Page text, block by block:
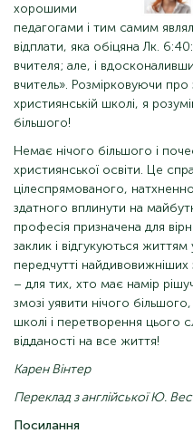
хорошими
педагогами і тим самим
відплати, яка обіцяна Лк.
вчителя; але, і
вчитель». Розмірковуючи
християнській школі, я
більшого!
Немає нічого більшого і
християнської освіти. Це
цілеспрямованого,
здатного вплинути на
професія призначена для
заклик і відгукуються
передчутті найдивовижніших
– для тих, хто має намір
змозі уявити нічого
школі і перетворення цього
відданості на все життя!
Карен Вінтер
Переклад з англійської Ю.
Посилання